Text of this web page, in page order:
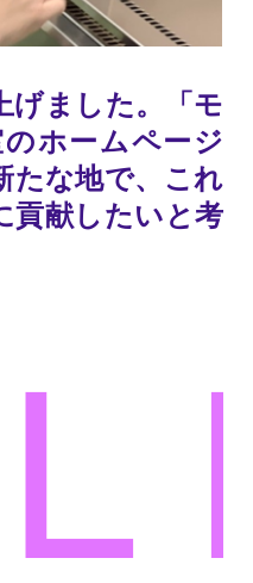
げました。「モ
ホームページ
たな地で、これ
貢献したいと考